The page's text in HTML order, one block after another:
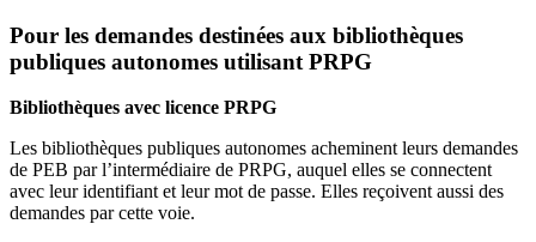
Pour les demandes destinées aux bibliothèques
publiques autonomes utilisant PRPG
Bibliothèques avec licence PRPG
Les bibliothèques publiques autonomes acheminent leurs demandes
de PEB par l’intermédiaire de PRPG, auquel elles se connectent
avec leur identifiant et leur mot de passe. Elles reçoivent aussi des
demandes par cette voie.